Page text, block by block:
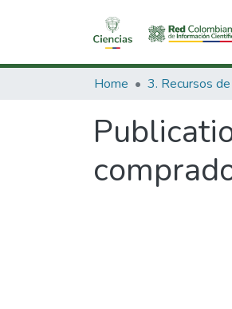
Home